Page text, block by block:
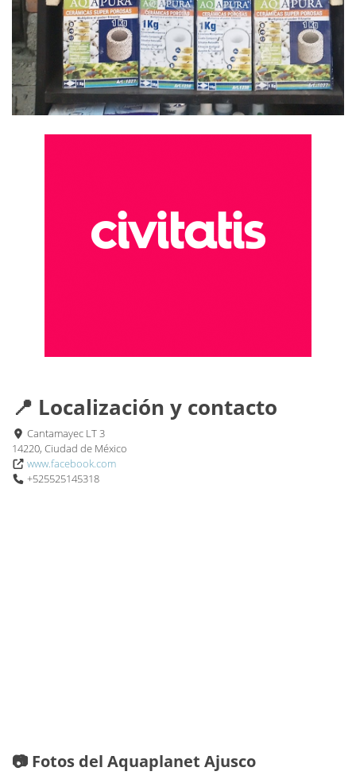
📍 Localización y contacto
Cantamayec LT 3
14220, Ciudad de México
www.facebook.com
+525525145318
📷 Fotos del Aquaplanet Ajusco